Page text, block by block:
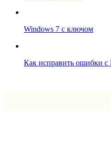
Windows 7 с ключом
Как исправить ошибки